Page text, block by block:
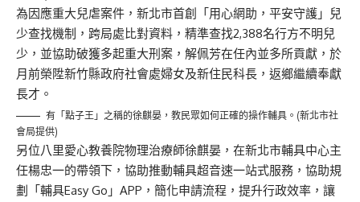
為因應重大兒虐案件，新北市首創「用心網助，平安守護」兒
少查找機制，跨局處比對資料，精準查找2,388名行方不明兒
少，並協助破獲多起重大刑案，解佩芳在任內並多所貢獻，於
月前榮陞新竹縣政府社會處婦女及新住民科長，返鄉繼續奉獻
長才。
有「點子王」之稱的徐麒晏，教民眾如何正確的操作輔具。(新北市社
會局提供)
另位八里愛心教養院物理治療師徐麒晏，在新北市輔具中心主
任楊忠一的帶領下，協助推動輔具超音速一站式服務，協助規
劃「輔具Easy Go」APP，簡化申請流程，提升行政效率，讓